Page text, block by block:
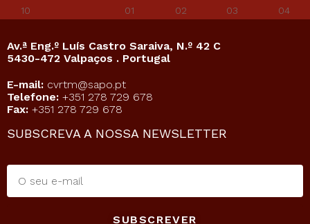
Av.ª Eng.º Luís Castro Saraiva, N.º 42 C
5430-472 Valpaços . Portugal
E-mail: cvrtm@sapo.pt
Telefone: +351 278 729 678
Fax: +351 278 729 678
SUBSCREVA A NOSSA NEWSLETTER
SUBSCREVER